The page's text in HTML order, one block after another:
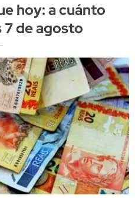
hoy: a cuánto
de agosto